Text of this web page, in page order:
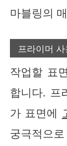
마블링의
프라이머
작업할 표
합니다. 프
가 표면에
궁극적으로